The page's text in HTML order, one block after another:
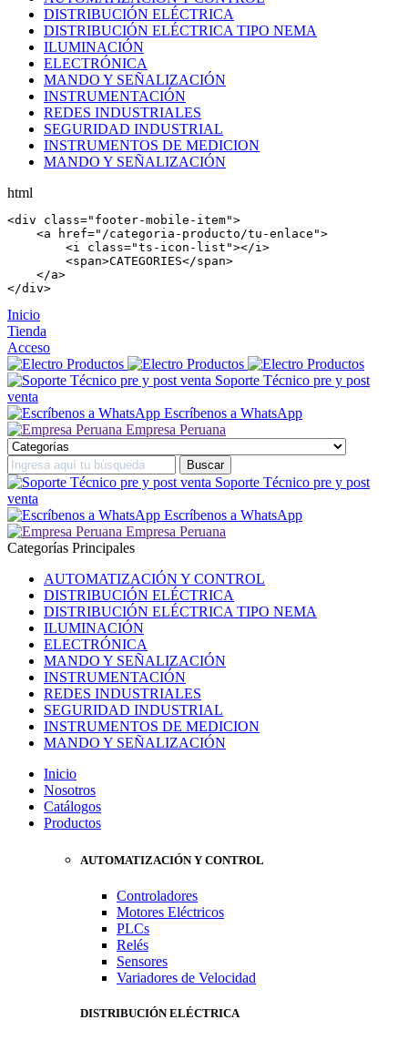
DISTRIBUCIÓN ELÉCTRICA
DISTRIBUCIÓN ELÉCTRICA TIPO NEMA
ILUMINACIÓN
ELECTRÓNICA
MANDO Y SEÑALIZACIÓN
INSTRUMENTACIÓN
REDES INDUSTRIALES
SEGURIDAD INDUSTRIAL
INSTRUMENTOS DE MEDICION
MANDO Y SEÑALIZACIÓN
html
<div class="footer-mobile-item">
    <
a href="/categoria-producto/tu-enlace">
        <
i class="ts-icon-list"></i >
        <
span>CATEGORIES</span>
    </
a>
</div>
Inicio
Tienda
Acceso
Soporte Técnico pre y post
venta
Escríbenos a WhatsApp
Empresa Peruana
Soporte Técnico pre y post
venta
Escríbenos a WhatsApp
Empresa Peruana
Categorías Principales
AUTOMATIZACIÓN Y CONTROL
DISTRIBUCIÓN ELÉCTRICA
DISTRIBUCIÓN ELÉCTRICA TIPO NEMA
ILUMINACIÓN
ELECTRÓNICA
MANDO Y SEÑALIZACIÓN
INSTRUMENTACIÓN
REDES INDUSTRIALES
SEGURIDAD INDUSTRIAL
INSTRUMENTOS DE MEDICION
MANDO Y SEÑALIZACIÓN
Inicio
Nosotros
Catálogos
Productos
AUTOMATIZACIÓN Y CONTROL
Controladores
Motores Eléctricos
PLCs
Relés
Sensores
Variadores de Velocidad
DISTRIBUCIÓN ELÉCTRICA